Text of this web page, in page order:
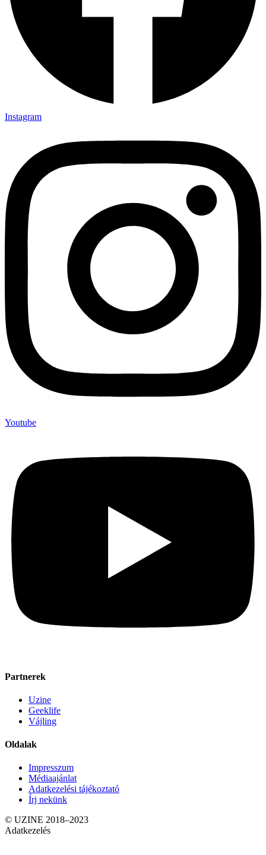
Instagram
Youtube
Partnerek
Uzine
Geeklife
Vájling
Oldalak
Impresszum
Médiaajánlat
Adatkezelési tájékoztató
Írj nekünk
© UZINE 2018–2023
Adatkezelés